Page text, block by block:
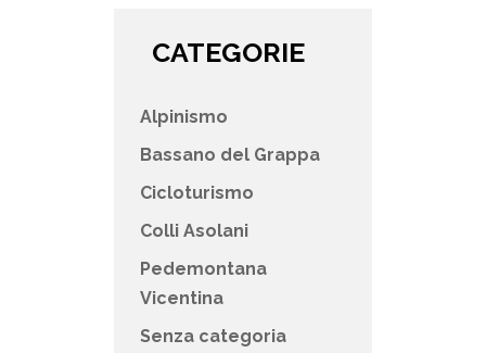
CATEGORIE
Alpinismo
Bassano del Grappa
Cicloturismo
Colli Asolani
Pedemontana
Vicentina
Senza categoria